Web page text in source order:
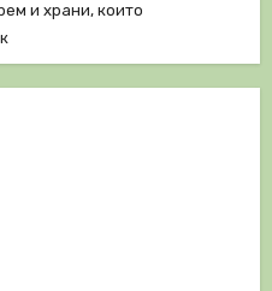
и храни, които